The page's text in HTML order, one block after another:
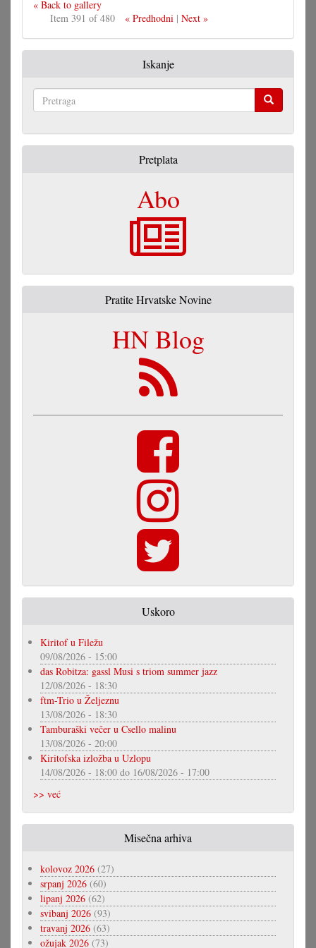
« Back to gallery
Item 391 of 480
« Predhodni| Next »
Iskanje
Pretplata
Abo
Pratite Hrvatske Novine
HN Blog
Uskoro
Kiritof u Filežu
09/08/2026 - 15:00
das Robitza: gassl Musi s triom summer jazz
12/08/2026 - 18:30
ftm-Trio u Željeznu
13/08/2026 - 18:30
Tamburaški večer u Csello malinu
13/08/2026 - 20:00
Kiritofska izložba u Uzlopu
14/08/2026 - 18:00 do 16/08/2026 - 17:00
>> već
Misečna arhiva
kolovoz 2026 (27)
srpanj 2026 (60)
lipanj 2026 (62)
svibanj 2026 (93)
travanj 2026 (63)
ožujak 2026 (73)